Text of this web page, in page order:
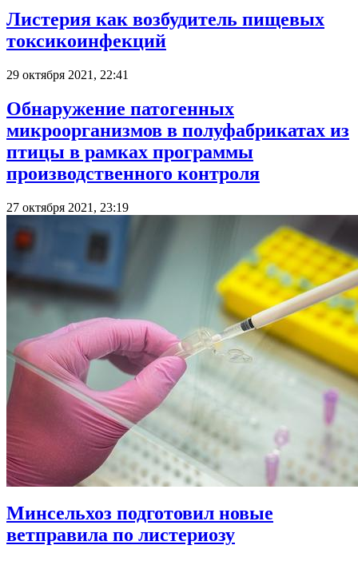
Листерия как возбудитель пищевых
токсикоинфекций
29 октября 2021, 22:41
Обнаружение патогенных
микроорганизмов в полуфабрикатах из
птицы в рамках программы
производственного контроля
27 октября 2021, 23:19
Минсельхоз подготовил новые
ветправила по листериозу